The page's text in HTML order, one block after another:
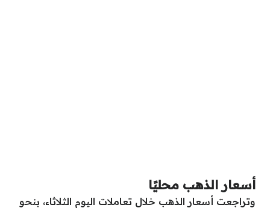
أسعار الذهب محليًا
وتراجعت أسعار الذهب خلال تعاملات اليوم الثلاثاء، بنحو